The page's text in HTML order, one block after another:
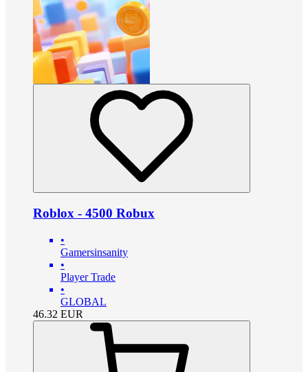
Roblox - 4500 Robux
•
Gamersinsanity
•
Player Trade
•
GLOBAL
46.32 EUR